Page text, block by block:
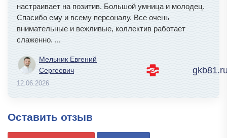
настраивает на позитив. Большой умница и молодец.
Спасибо ему и всему персоналу. Все очень
внимательные и вежливые, коллектив работает
слаженно. ...
Мельник Евгений
Сергеевич
12.06.2026
Оставить отзыв